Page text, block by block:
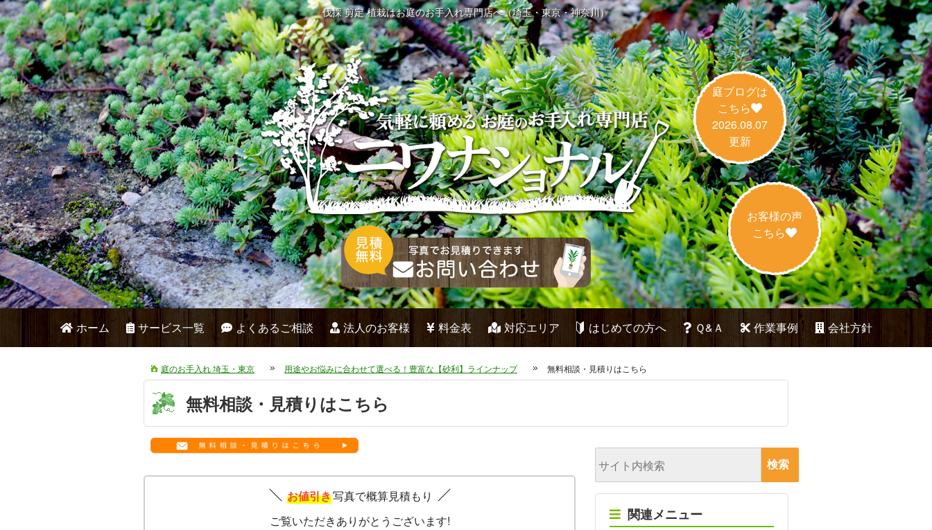
伐採 剪定 植栽はお庭のお手入れ専門店へ（埼玉・東京・神奈川）
庭ブログは
こちら
2026.08.07
更新
お客様の声
こちら
ホーム サービス一覧 よくあるご相談 法人のお客様 料金表 対応エリア はじめての方へ Ｑ&Ａ 作業事例 会社方針
庭のお手入れ 埼玉・東京 用途やお悩みに合わせて選べる！豊富な【砂利】ラインナップ 無料相談・見積りはこちら
無料相談・見積りはこちら
お値引き写真で概算見積もり
ご覧いただきありがとうございます!
関連メニュー